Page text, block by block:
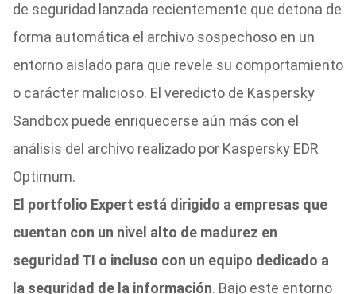
de seguridad lanzada recientemente que detona de
forma automática el archivo sospechoso en un
entorno aislado para que revele su comportamiento
o carácter malicioso. El veredicto de Kaspersky
Sandbox puede enriquecerse aún más con el
análisis del archivo realizado por Kaspersky EDR
Optimum.
El portfolio Expert está dirigido a empresas que
cuentan con un nivel alto de madurez en
seguridad TI o incluso con un equipo dedicado a
la seguridad de la información. Bajo este entorno